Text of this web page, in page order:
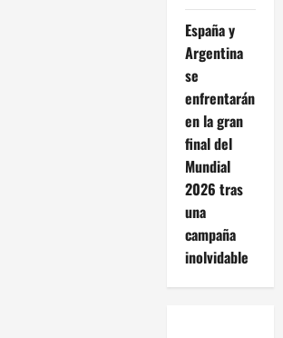
España y
Argentina
se
enfrentarán
en la gran
final del
Mundial
2026 tras
una
campaña
inolvidable